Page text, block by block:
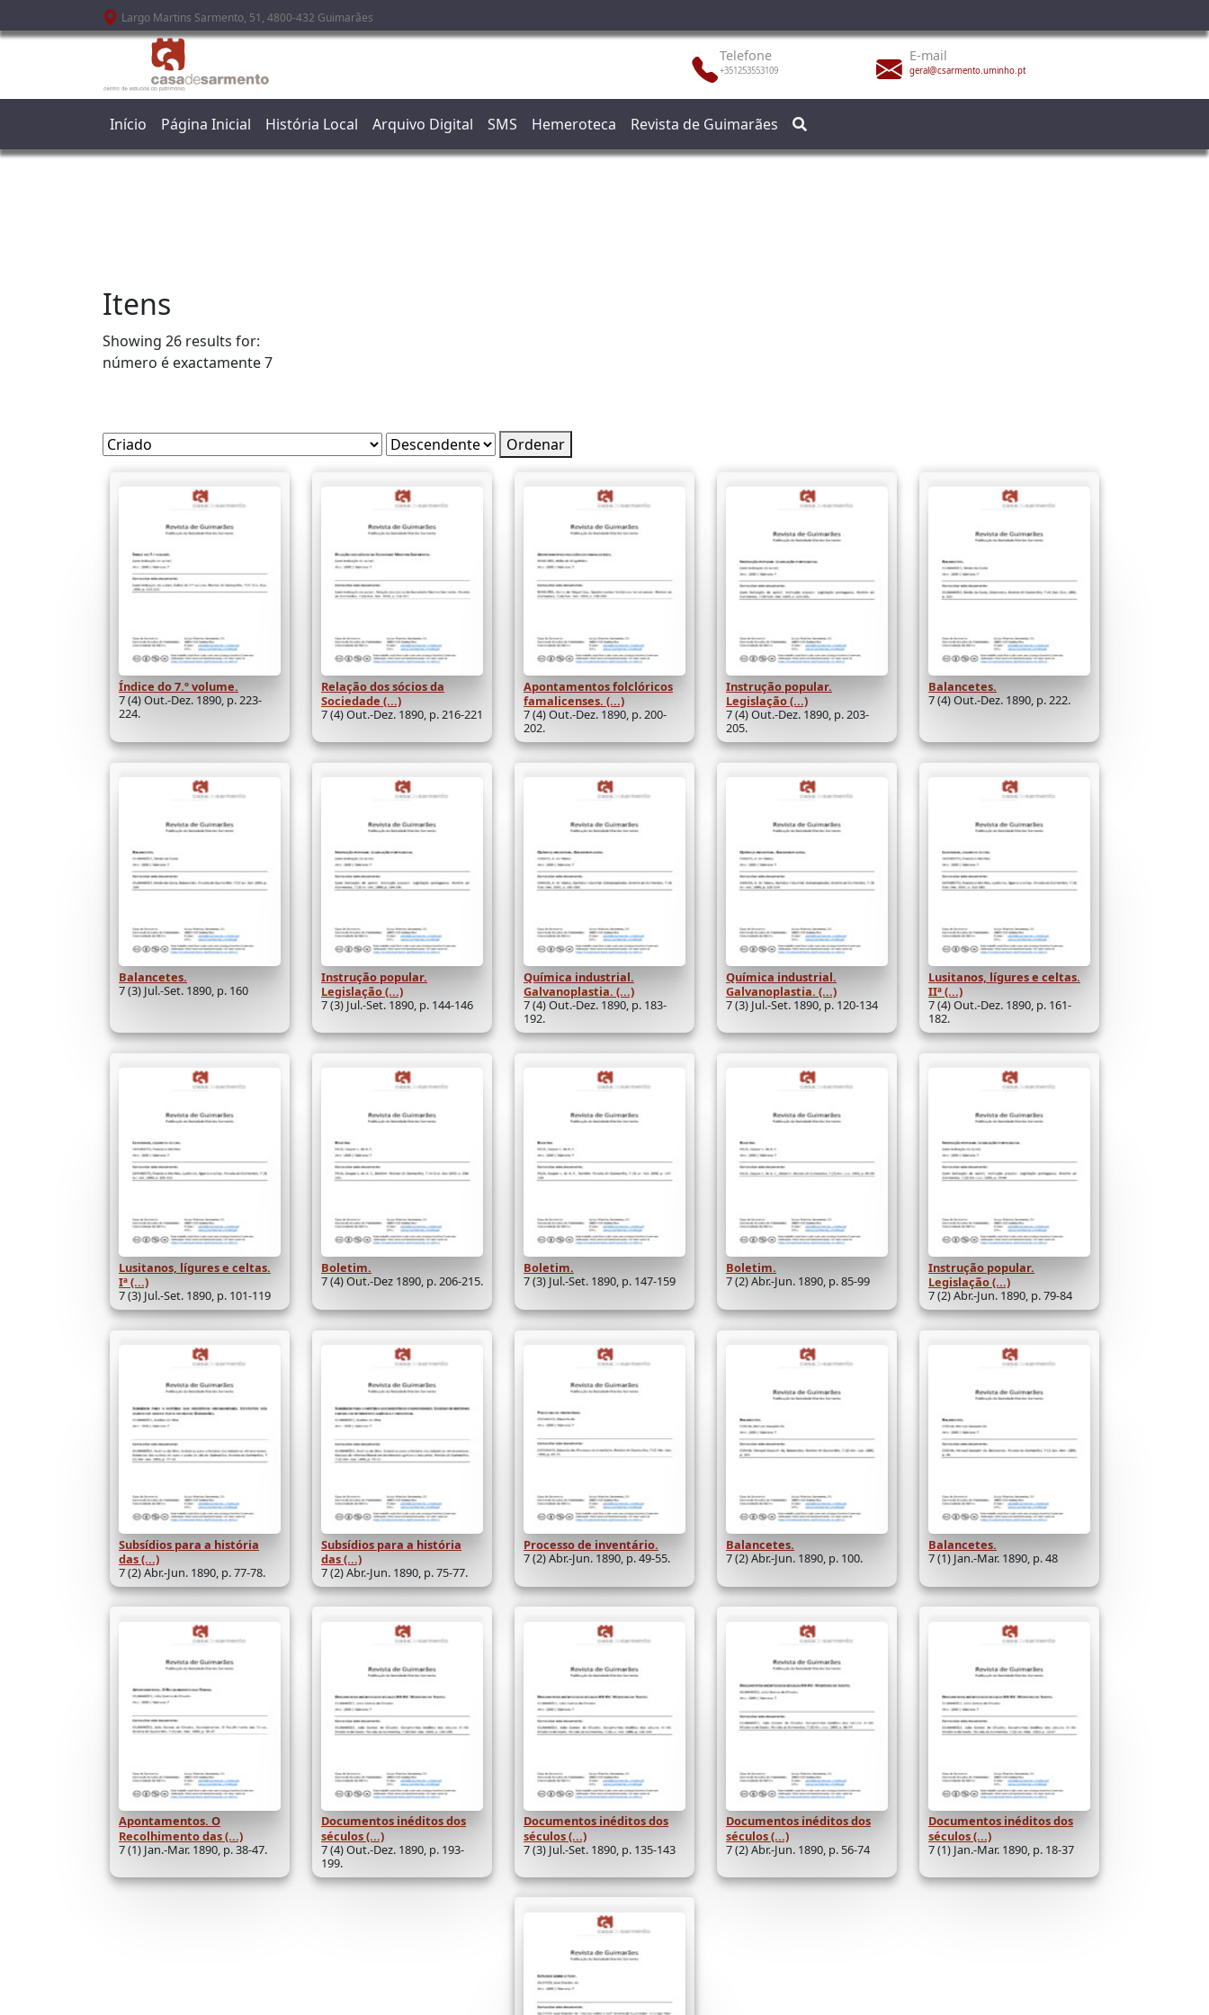
Passar para o conteúdo principalLargo Martins Sarmento, 51, 4800-432 Guimarães
Telefone
+351253553109
E-mail
geral@csarmento.uminho.pt
Início Página Inicial História Local Arquivo Digital SMS Hemeroteca Revista de Guimarães
Itens
Showing 26 results for:
número é exactamente7
Ordenar
Índice do 7.º volume.
7 (4) Out.-Dez. 1890, p. 223-
224.
Relação dos sócios da
Sociedade (...)
7 (4) Out.-Dez. 1890, p. 216-221
Apontamentos folclóricos
famalicenses. (...)
7 (4) Out.-Dez. 1890, p. 200-
202.
Instrução popular.
Legislação (...)
7 (4) Out.-Dez. 1890, p. 203-
205.
Balancetes.
7 (4) Out.-Dez. 1890, p. 222.
Balancetes.
7 (3) Jul.-Set. 1890, p. 160
Instrução popular.
Legislação (...)
7 (3) Jul.-Set. 1890, p. 144-146
Química industrial.
Galvanoplastia. (...)
7 (4) Out.-Dez. 1890, p. 183-
192.
Química industrial.
Galvanoplastia. (...)
7 (3) Jul.-Set. 1890, p. 120-134
Lusitanos, lígures e celtas.
IIª (...)
7 (4) Out.-Dez. 1890, p. 161-
182.
Lusitanos, lígures e celtas.
Iª (...)
7 (3) Jul.-Set. 1890, p. 101-119
Boletim.
7 (4) Out.-Dez 1890, p. 206-215.
Boletim.
7 (3) Jul.-Set. 1890, p. 147-159
Boletim.
7 (2) Abr.-Jun. 1890, p. 85-99
Instrução popular.
Legislação (...)
7 (2) Abr.-Jun. 1890, p. 79-84
Subsídios para a história
das (...)
7 (2) Abr.-Jun. 1890, p. 77-78.
Subsídios para a história
das (...)
7 (2) Abr.-Jun. 1890, p. 75-77.
Processo de inventário.
7 (2) Abr.-Jun. 1890, p. 49-55.
Balancetes.
7 (2) Abr.-Jun. 1890, p. 100.
Balancetes.
7 (1) Jan.-Mar. 1890, p. 48
Apontamentos. O
Recolhimento das (...)
7 (1) Jan.-Mar. 1890, p. 38-47.
Documentos inéditos dos
séculos (...)
7 (4) Out.-Dez. 1890, p. 193-
199.
Documentos inéditos dos
séculos (...)
7 (3) Jul.-Set. 1890, p. 135-143
Documentos inéditos dos
séculos (...)
7 (2) Abr.-Jun. 1890, p. 56-74
Documentos inéditos dos
séculos (...)
7 (1) Jan.-Mar. 1890, p. 18-37